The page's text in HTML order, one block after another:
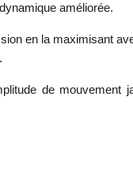
améliorée.
en la maximisant
de mouvement